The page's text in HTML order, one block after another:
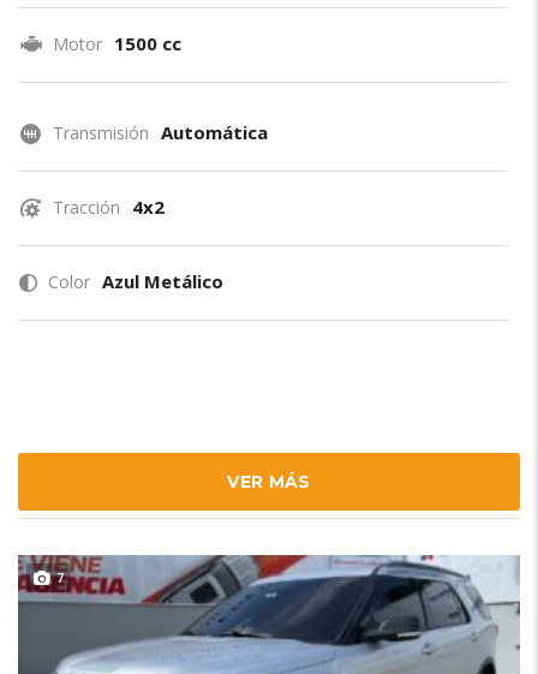
Motor 1500 cc
Transmisión Automática
Tracción 4x2
Color Azul Metálico
VER MÁS
7